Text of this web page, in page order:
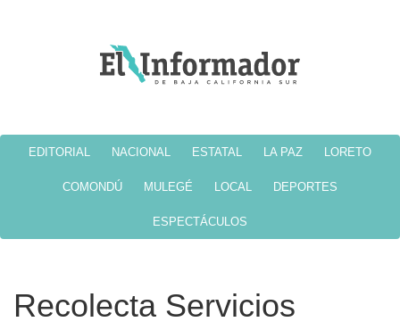
EDITORIAL NACIONAL ESTATAL LA PAZ LORETO
COMONDÚ MULEGÉ LOCAL DEPORTES
ESPECTÁCULOS
Recolecta Servicios